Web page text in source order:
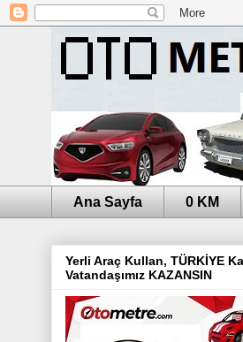
Ana Sayfa 0 KM
Yerli Araç Kullan, TÜRKİYE
Vatandaşımız KAZANSIN